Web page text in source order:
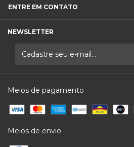
ENTRE EM CONTATO
NEWSLETTER
Meios de pagamento
Meios de envio